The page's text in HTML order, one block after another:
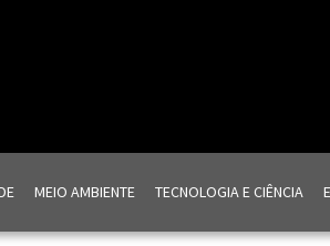
MEIO AMBIENTE TECNOLOGIA E CIÊNCIA